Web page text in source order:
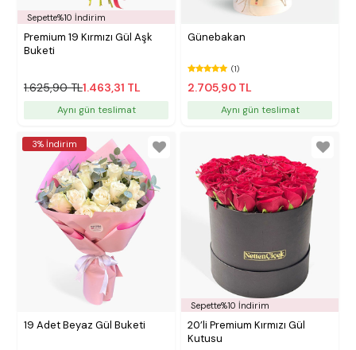
Sepette%10 İndirim
Premium 19 Kırmızı Gül Aşk
Buketi
1.625,90 TL1.463,31 TL
Aynı gün teslimat
Günebakan
(1)
2.705,90 TL
Aynı gün teslimat
3% İndirim
19 Adet Beyaz Gül Buketi
Sepette%10 İndirim
20’li Premium Kırmızı Gül
Kutusu